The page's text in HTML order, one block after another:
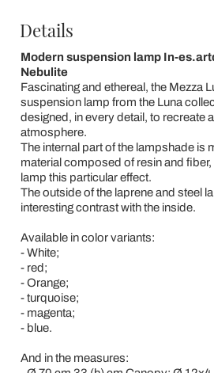
Details
Modern suspension lamp In-
Nebulite
Fascinating and ethereal, the Mezza
suspension lamp from the Luna
designed, in every detail, to recreate
atmosphere.
The internal part of the lampshade is
material composed of resin and
lamp this particular effect.
The outside of the laprene and steel
interesting contrast with the inside.
Available in color variants:
- White;
- red;
- Orange;
- turquoise;
- magenta;
- blue.
And in the measures: